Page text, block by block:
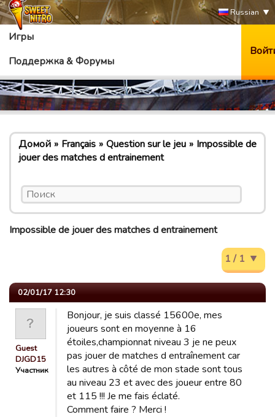
Russian
Игры
Поддержка & Форумы
Домой Français Question sur le jeu
Impossible de
jouer des matches d entrainement
Impossible de jouer des matches d entrainement
1 / 1
02/01/17 12:30
Guest
DJGD15
Участник
Bonjour, je suis classé 15600e, mes
joueurs sont en moyenne à 16
étoiles,championnat niveau 3 je ne peux
pas jouer de matches d entraînement car
les autres à côté de mon stade sont tous
au niveau 23 et avec des joueur entre 80
et 115 !!! Je me fais éclaté.
Comment faire ? Merci !